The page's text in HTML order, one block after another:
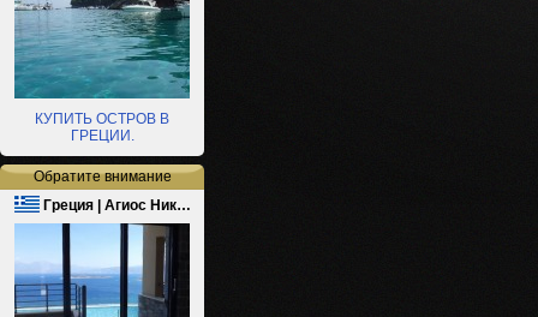
КУПИТЬ ОСТРОВ В
ГРЕЦИИ.
Обратите внимание
Греция | Агиос Ник…